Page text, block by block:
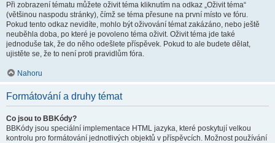
Při zobrazení tématu můžete oživit téma kliknutím na odkaz „Oživit téma“
(většinou naspodu stránky), čímž se téma přesune na první místo ve fóru.
Pokud tento odkaz nevidíte, mohlo být oživování témat zakázáno, nebo ještě
neuběhla doba, po které je povoleno téma oživit. Oživit téma jde také
jednoduše tak, že do něho odešlete příspěvek. Pokud to ale budete dělat,
ujistěte se, že to není proti pravidlům fóra.
Nahoru
Formátování a druhy témat
Co jsou to BBKódy?
BBKódy jsou speciální implementace HTML jazyka, které poskytují velkou
kontrolu pro formátování jednotlivých objektů v příspěvcích. Možnost používání